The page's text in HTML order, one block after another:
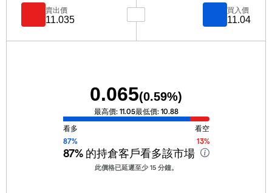
賣出價
11.035
買入價
11.04
0.065(0.59%)
最高價: 11.05最低價: 10.88
看多
看空
87%
13%
87%的持倉客戶看多該市場
此價格已延遲至少 15 分鐘。